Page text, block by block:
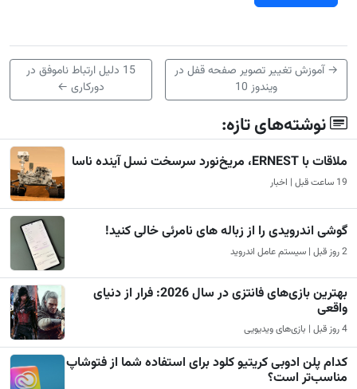
→ آموزش تغییر تصویر صفحه قفل در
ویندوز 10
15 دلیل ارتباط ناموفق در
دورکاری ←
نوشته‌های تازه:
ملاقات با ERNEST، مریخ‌نورد سرسخت نسل آینده ناسا
19 ساعت قبل | اخبار
گوشی اندرویدی را از زباله های نامرئی خالی کنید!
2 روز قبل | سیستم عامل اندروید
بهترین بازی‌های فانتزی در سال 2026: فرار از دنیای
واقعی
4 روز قبل | بازی‌های ویدیویی
کدام پلن ادوبی کریتیو کلود برای استفاده شما از فتوشاپ
مناسب‌تر است؟